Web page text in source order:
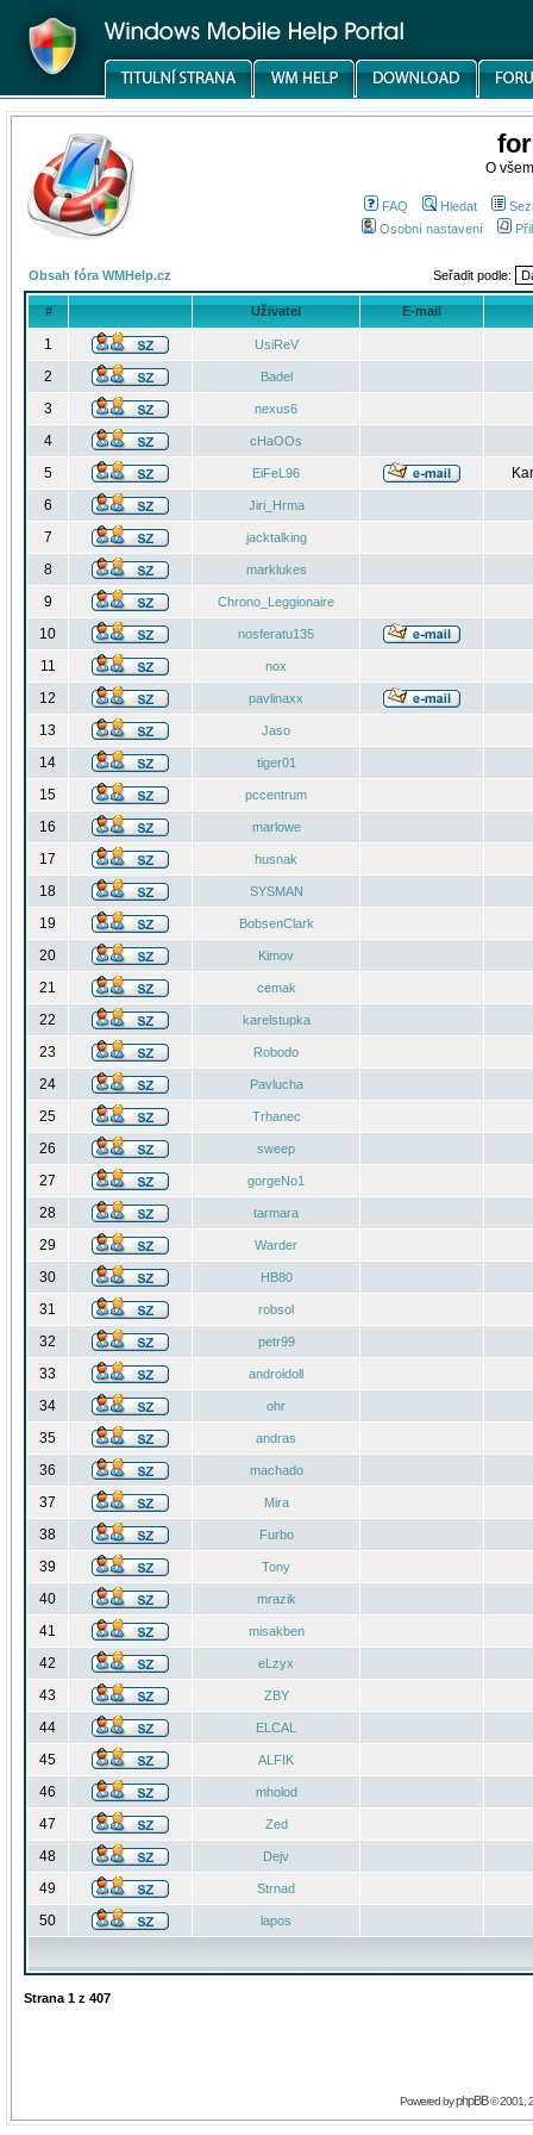
O
FAQ Hledat
Osobní nastavení
Obsah fóra WMHelp.cz Seřadit podle:
# Uživatel E-mail
1 UsiReV
2 Badel
3 nexus6
4 cHaOOs
5 EiFeL96
6
Jiri_Hrma
7 jacktalking
8 marklukes
9 Chrono_Leggionaire
10 nosferatu135
11 nox
12 pavlinaxx
13 Jaso
14 tiger01
15 pccentrum
16 marlowe
17 husnak
18 SYSMAN
19 BobsenClark
20 Kimov
21 cemak
22 karelstupka
23 Robodo
24 Pavlucha
25 Trhanec
26 sweep
27 gorgeNo1
28 tarmara
29 Warder
30 HB80
31 robsol
32 petr99
33 androidoll
34 ohr
35 andras
36 machado
37 Mira
38 Furbo
39 Tony
40 mrazik
41 misakben
42 eLzyx
43 ZBY
44 ELCAL
45 ALFIK
46 mholod
47 Zed
48 Dejv
49 Strnad
50 lapos
Strana 1 z 407
Powered byphpBB© 2001,